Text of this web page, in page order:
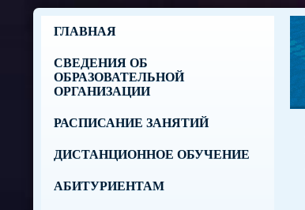
ГЛАВНАЯ
СВЕДЕНИЯ ОБ
ОБРАЗОВАТЕЛЬНОЙ
ОРГАНИЗАЦИИ
РАСПИСАНИЕ ЗАНЯТИЙ
ДИСТАНЦИОННОЕ ОБУЧЕНИЕ
АБИТУРИЕНТАМ